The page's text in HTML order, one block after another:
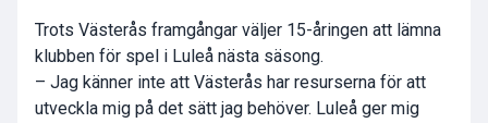
Trots Västerås framgångar väljer 15-åringen att lämna
klubben för spel i Luleå nästa säsong.
– Jag känner inte att Västerås har resurserna för att
utveckla mig på det sätt jag behöver. Luleå ger mig